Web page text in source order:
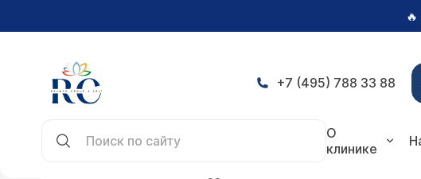
🔥
+7 (495) 788 33 88
О
клинике